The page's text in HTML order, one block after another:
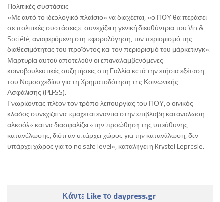
Πολιτικές συστάσεις
«Με αυτό το ιδεολογικό πλαίσιο» να διαχέεται, «ο ΠΟΥ θα περάσει
σε πολιτικές συστάσεις», συνεχίζει η γενική διευθύντρια του Vin &
Société, αναφερόμενη στη «φορολόγηση, τον περιορισμό της
διαθεσιμότητας του προϊόντος και τον περιορισμό του μάρκετινγκ».
Μαρτυρία αυτού αποτελούν οι επαναλαμβανόμενες
κοινοβουλευτικές συζητήσεις στη Γαλλία κατά την ετήσια εξέταση
του Νομοσχεδίου για τη Χρηματοδότηση της Κοινωνικής
Ασφάλισης (PLFSS).
Γνωρίζοντας πλέον τον τρόπο λειτουργίας του ΠΟΥ, ο οινικός
κλάδος συνεχίζει να «μάχεται ενάντια στην επιβλαβή κατανάλωση
αλκοόλ» και να διασφαλίζει «την προώθηση της υπεύθυνης
κατανάλωσης, διότι αν υπάρχει χώρος για την κατανάλωση, δεν
υπάρχει χώρος για το no safe level», καταλήγει η Krystel Lepresle.
Κάντε Like το daypress.gr